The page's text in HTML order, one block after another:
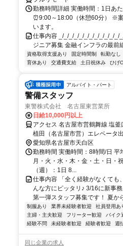
勤務時間詳細 実働時間：1日あ
⏰9:00～18:00（休憩60分） ※
います。
仕事内容 _/_/_/_/_/_/_/_/_/_/_/_/
ジニア募集 金融インフラの最前
資格取得支援あり 固定時間制 転勤なし
育休あり
交通費支給 土日祝休み ひげ
アルバイト・パート
警備スタッフ
東警株式会社 名古屋東営業所
日給10,000円以上
アクセス 名古屋市営鶴舞線 塩
植田（名古屋市営）エレベータ
歩約23分
愛知県名古屋市天白区
勤務時間 実働時間：8時間/日 平
月・火・水・木・金・土・日・
（週）：1日 8...
仕事内容 「全く経験がなくても
んな方にピッタリ♪ 3/16に新事
第一弾スタッフ募集です！ 夏か
制服あり 業界未経験者歓迎 社員登用あ
主婦・主夫歓迎
フリーター歓迎 バイク
経験不問
未経験者歓迎 経験者歓迎 週
同じ企業の求人